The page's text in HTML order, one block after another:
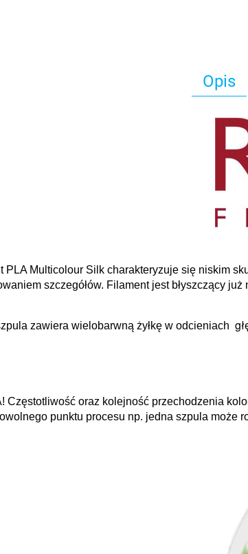
Opis
PLA Multicolour Silk charakteryzuje się niskim
szczegółów. Filament jest błyszczący
zawiera wielobarwną żyłkę w odcieniach
Częstotliwość oraz kolejność przechodzenia
punktu procesu np. jedna szpula może